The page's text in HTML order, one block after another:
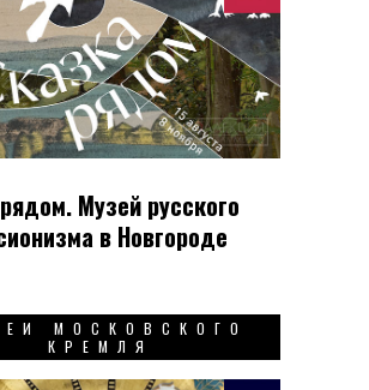
Музей русского
в Новгороде
МОСКОВСКОГО
КРЕМЛЯ